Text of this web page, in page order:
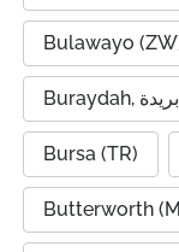
Bulawayo
Bursa (TR)
Butterworth